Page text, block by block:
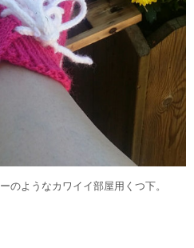
のようなカワイイ部屋用くつ下。